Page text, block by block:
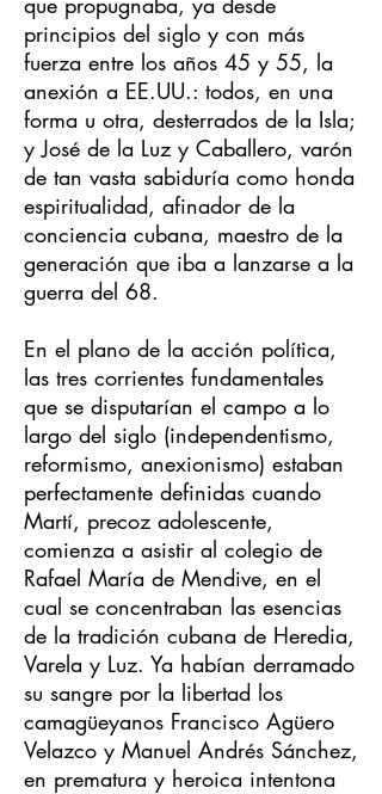
principios del siglo y con más
fuerza entre los años 45 y 55, la
anexión a EE.UU.: todos, en una
forma u otra, desterrados de la Isla;
y José de la Luz y Caballero, varón
de tan vasta sabiduría como honda
espiritualidad, afinador de la
conciencia cubana, maestro de la
generación que iba a lanzarse a la
guerra del 68.
En el plano de la acción política,
las tres corrientes fundamentales
que se disputarían el campo a lo
largo del siglo (independentismo,
reformismo, anexionismo) estaban
perfectamente definidas cuando
Martí, precoz adolescente,
comienza a asistir al colegio de
Rafael María de Mendive, en el
cual se concentraban las esencias
de la tradición cubana de Heredia,
Varela y Luz. Ya habían derramado
su sangre por la libertad los
camagüeyanos Francisco Agüero
Velazco y Manuel Andrés Sánchez,
en prematura y heroica intentona